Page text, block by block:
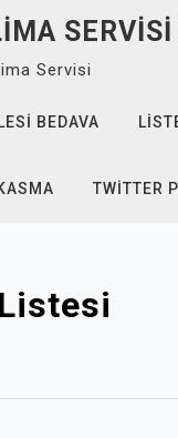
SERVISI
Servisi
BEDAVA
TWITTER